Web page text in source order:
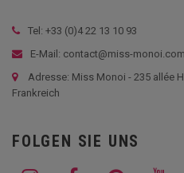
Tel: +33 (0)4 22 13 10 93
E-Mail: contact@miss-monoi.com
Adresse: Miss Monoi - 235 allée
Frankreich
FOLGEN SIE UNS